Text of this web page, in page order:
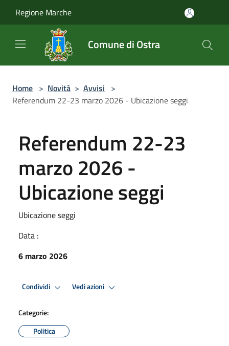
Regione Marche
Comune di Ostra
Home > Novità > Avvisi >
Referendum 22-23 marzo 2026 - Ubicazione seggi
Referendum 22-23
marzo 2026 -
Ubicazione seggi
Ubicazione seggi
Data :
6 marzo 2026
Condividi Vedi azioni
Categorie:
Politica